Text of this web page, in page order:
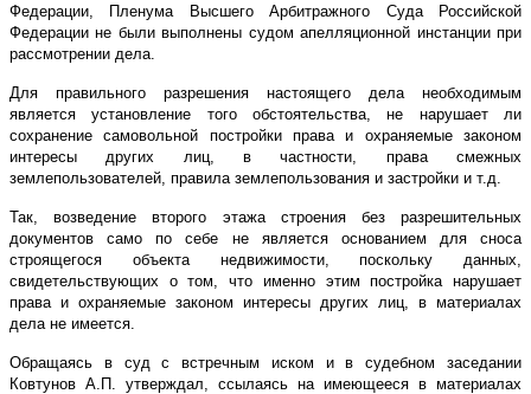
Федерации, Пленума Высшего Арбитражного Суда Российской
Федерации не были выполнены судом апелляционной инстанции при
рассмотрении дела.
Для правильного разрешения настоящего дела необходимым
является установление того обстоятельства, не нарушает ли
сохранение самовольной постройки права и охраняемые законом
интересы других лиц, в частности, права смежных
землепользователей, правила землепользования и застройки и т.д.
Так, возведение второго этажа строения без разрешительных
документов само по себе не является основанием для сноса
строящегося объекта недвижимости, поскольку данных,
свидетельствующих о том, что именно этим постройка нарушает
права и охраняемые законом интересы других лиц, в материалах
дела не имеется.
Обращаясь в суд с встречным иском и в судебном заседании
Ковтунов А.П. утверждал, ссылаясь на имеющееся в материалах